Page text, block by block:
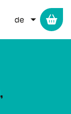
WEITERE